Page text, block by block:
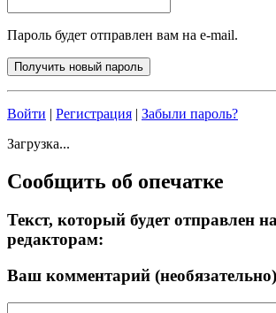
Пароль будет отправлен вам на e-mail.
Войти | Регистрация | Забыли пароль?
Загрузка...
Сообщить об опечатке
Текст, который будет отправлен
редакторам:
Ваш комментарий